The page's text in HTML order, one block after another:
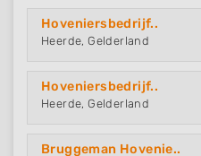
Hoveniersbedrijf..
Heerde, Gelderland
Hoveniersbedrijf..
Heerde, Gelderland
Bruggeman Hovenie..